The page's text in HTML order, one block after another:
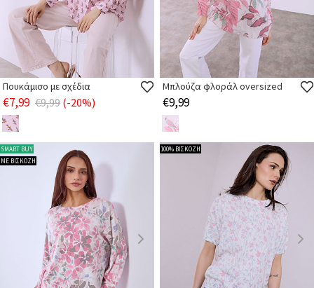
Πουκάμισο με σχέδια
€7,99 €9,99 (-20%)
Μπλούζα φλοράλ oversized
€9,99
SMART BUY
ΜΕ ΒΙΣΚΟΖΗ
100% ΒΙΣΚΟΖΗ